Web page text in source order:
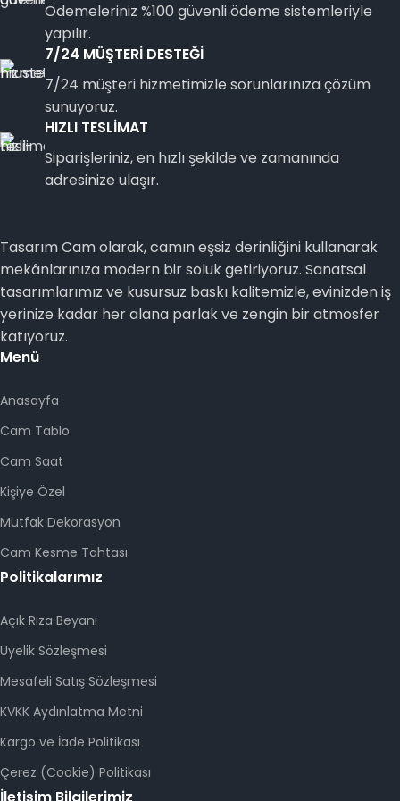
Ödemeleriniz %100 güvenli ödeme sistemleriyle
yapılır.
7/24 MÜŞTERİ DESTEĞİ
7/24 müşteri hizmetimizle sorunlarınıza çözüm
sunuyoruz.
HIZLI TESLİMAT
Siparişleriniz, en hızlı şekilde ve zamanında
adresinize ulaşır.
Tasarım Cam olarak, camın eşsiz derinliğini kullanarak
mekânlarınıza modern bir soluk getiriyoruz. Sanatsal
tasarımlarımız ve kusursuz baskı kalitemizle, evinizden iş
yerinize kadar her alana parlak ve zengin bir atmosfer
katıyoruz.
Menü
Anasayfa
Cam Tablo
Cam Saat
Kişiye Özel
Mutfak Dekorasyon
Cam Kesme Tahtası
Politikalarımız
Açık Rıza Beyanı
Üyelik Sözleşmesi
Mesafeli Satış Sözleşmesi
KVKK Aydınlatma Metni
Kargo ve İade Politikası
Çerez (Cookie) Politikası